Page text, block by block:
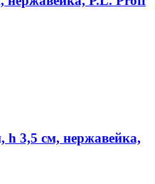
h 3,5 см, нержавейка,